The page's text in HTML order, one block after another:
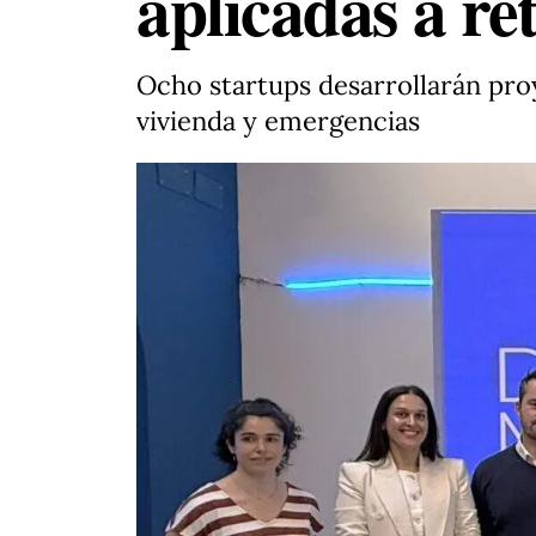
Ocho startups desarrollarán
vivienda y emergencias